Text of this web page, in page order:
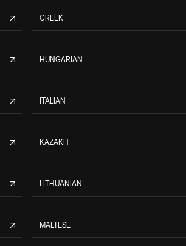
GREEK
HUNGARIAN
ITALIAN
KAZAKH
LITHUANIAN
MALTESE